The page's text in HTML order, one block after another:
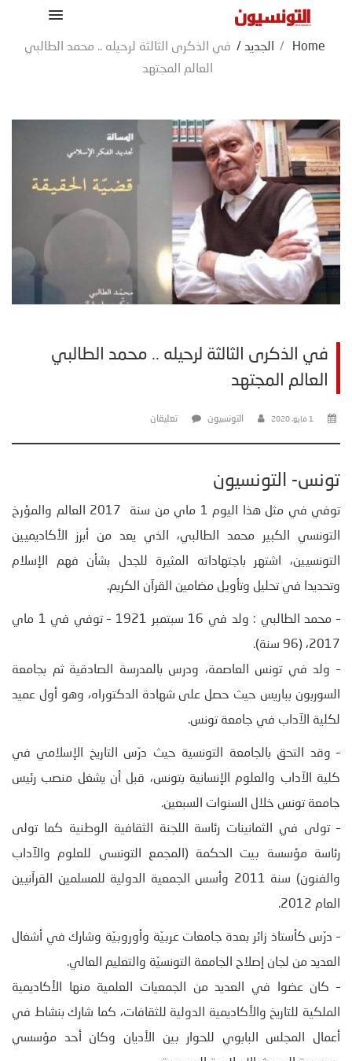
Home
/ الجديد / في الذكرى الثالثة لرحيله .. محمد الطالبي
العالم المجتهد
في الذكرى الثالثة لرحيله .. محمد الطالبي
العالم المجتهد
1 مايو، 2020 التونسيون تعليقان
تونس- التونسيون
توفي في مثل هذا اليوم 1 ماي من سنة 2017 العالم والمؤرخ
التونسي الكبير محمد الطالبي، الذي يعد من أبرز الأكاديميين
التونسيين، اشتهر باجتهاداته المثيرة للجدل بشأن فهم الإسلام
وتحديدا في تحليل وتأويل مضامين القرآن الكريم.
– محمد الطالبي : ولد في 16 سبتمبر 1921 – توفي في 1 ماي
2017، (96 سنة).
– ولد في تونس العاصمة، ودرس بالمدرسة الصادقية ثم بجامعة
السوربون بباريس حيث حصل على شهادة الدكتوراه، وهو أول عميد
لكلية الآداب في جامعة تونس.
– وقد التحق بالجامعة التونسية حيث درّس التاريخ الإسلامي في
كلية الآداب والعلوم الإنسانية بتونس، قبل أن يشغل منصب رئيس
جامعة تونس خلال السنوات السبعين.
– تولى في الثمانينات رئاسة اللجنة الثقافية الوطنية كما تولى
رئاسة مؤسسة بيت الحكمة (المجمع التونسي للعلوم والآداب
والفنون) سنة 2011 وأسس الجمعية الدولية للمسلمين القرآنيين
العام 2012.
– درّس كأستاذ زائر بعدة جامعات عربيّة وأوروبيّة وشارك في أشغال
العديد من لجان إصلاح الجامعة التونسيّة والتعليم العالي.
– كان عضوا في العديد من الجمعيات العلمية منها الأكاديمية
الملكية للتاريخ والأكاديمية الدولية للثقافات، كما شارك بنشاط في
أعمال المجلس البابوي للحوار بين الأديان وكان أحد مؤسسي